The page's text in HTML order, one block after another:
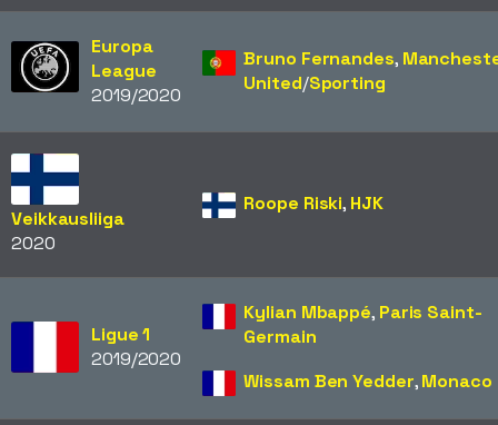
Europa
League
2019/2020
Bruno Fernandes,
United/​Sporting
Veikkausliiga
2020
Roope Riski, HJK
Ligue 1
2019/2020
Kylian Mbappé, Paris Saint-
Germain
Wissam Ben Yedder,Monaco